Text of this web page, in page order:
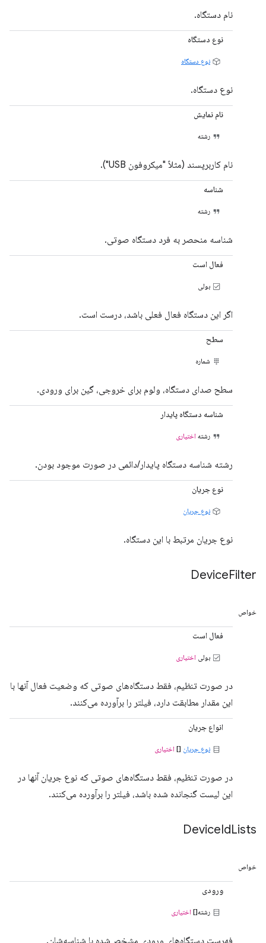
نام دستگاه.
نوع دستگاه
نوع دستگاه
نوع دستگاه.
نام نمایش
رشته
نام کاربرپسند (مثلاً "میکروفون USB").
شناسه
رشته
شناسه منحصر به فرد دستگاه صوتی.
فعال است
بولی
اگر این دستگاه فعال فعلی باشد، درست است.
سطح
شماره
سطح صدای دستگاه، ولوم برای خروجی، گین برای ورودی.
شناسه دستگاه پایدار
رشته اختیاری
رشته شناسه دستگاه پایدار/دائمی در صورت موجود بودن.
نوع جریان
نوع جریان
نوع جریان مرتبط با این دستگاه.
DeviceFilter
خواص
فعال است
بولی اختیاری
در صورت تنظیم، فقط دستگاه‌های صوتی که وضعیت فعال آنها با
این مقدار مطابقت دارد، فیلتر را برآورده می‌کنند.
انواع جریان
نوع جریان [] اختیاری
در صورت تنظیم، فقط دستگاه‌های صوتی که نوع جریان آنها در
این لیست گنجانده شده باشد، فیلتر را برآورده می‌کنند.
DeviceIdLists
خواص
ورودی
رشته[] اختیاری
فهرست دستگاه‌های ورودی مشخص‌شده با شناسه‌شان.